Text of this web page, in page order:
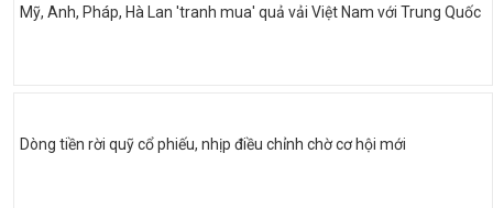
Mỹ, Anh, Pháp, Hà Lan 'tranh mua' quả vải Việt Nam với Trung Quốc
Dòng tiền rời quỹ cổ phiếu, nhịp điều chỉnh chờ cơ hội mới